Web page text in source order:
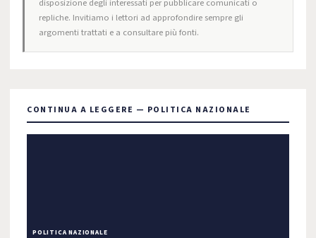
disposizione degli interessati per pubblicare comunicati o
repliche. Invitiamo i lettori ad approfondire sempre gli
argomenti trattati e a consultare più fonti.
CONTINUA A LEGGERE — POLITICA NAZIONALE
POLITICA NAZIONALE